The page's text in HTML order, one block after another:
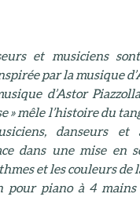
et musiciens
par la musique
d’Astor
» mêle l’histoire du
danseurs
dans une mise en
et les couleurs de
pour piano à 4 mains